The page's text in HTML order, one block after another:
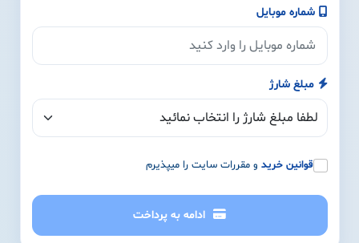
شماره موبایل
مبلغ شارژ
قوانین خرید و مقررات سایت را میپذیرم
ادامه به پرداخت